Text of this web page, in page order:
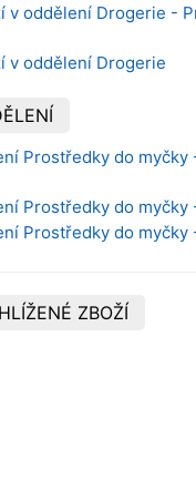
v oddělení Drogerie -
v oddělení Drogerie
Prostředky do myčky
Prostředky do myčky
Prostředky do myčky
ZBOŽÍ